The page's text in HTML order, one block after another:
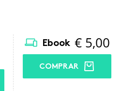
Ebook € 5,00
COMPRAR